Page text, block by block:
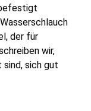
der für
wir,
sind, sich gut